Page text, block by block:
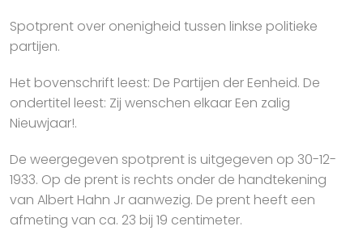
Spotprent over onenigheid tussen linkse politieke
partijen.
Het bovenschrift leest: De Partijen der Eenheid. De
ondertitel leest: Zij wenschen elkaar Een zalig
Nieuwjaar!.
De weergegeven spotprent is uitgegeven op 30-12-
1933. Op de prent is rechts onder de handtekening
van Albert Hahn Jr aanwezig. De prent heeft een
afmeting van ca. 23 bij 19 centimeter.